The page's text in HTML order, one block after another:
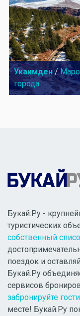
Укаимден/
города
Букай.Ру -
туристических
собственный
поездок и
Букай.Ру
сервисов
забронируйте
месте! Букай.Ру